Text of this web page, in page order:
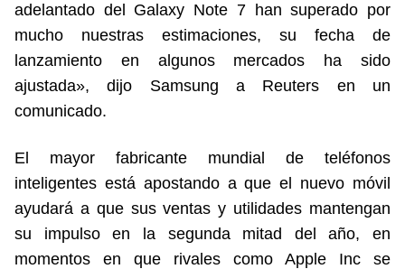
adelantado del Galaxy Note 7 han superado por
mucho nuestras estimaciones, su fecha de
lanzamiento en algunos mercados ha sido
ajustada», dijo Samsung a Reuters en un
comunicado.
El mayor fabricante mundial de teléfonos
inteligentes está apostando a que el nuevo móvil
ayudará a que sus ventas y utilidades mantengan
su impulso en la segunda mitad del año, en
momentos en que rivales como Apple Inc se